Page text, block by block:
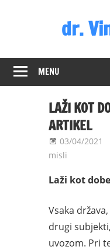
dr.
poslanec
DZ
MENU
LAŽI KOT
ARTIKEL
03/04/2021
misli
Laži kot
Vsaka
drugi
uvozom. Pri